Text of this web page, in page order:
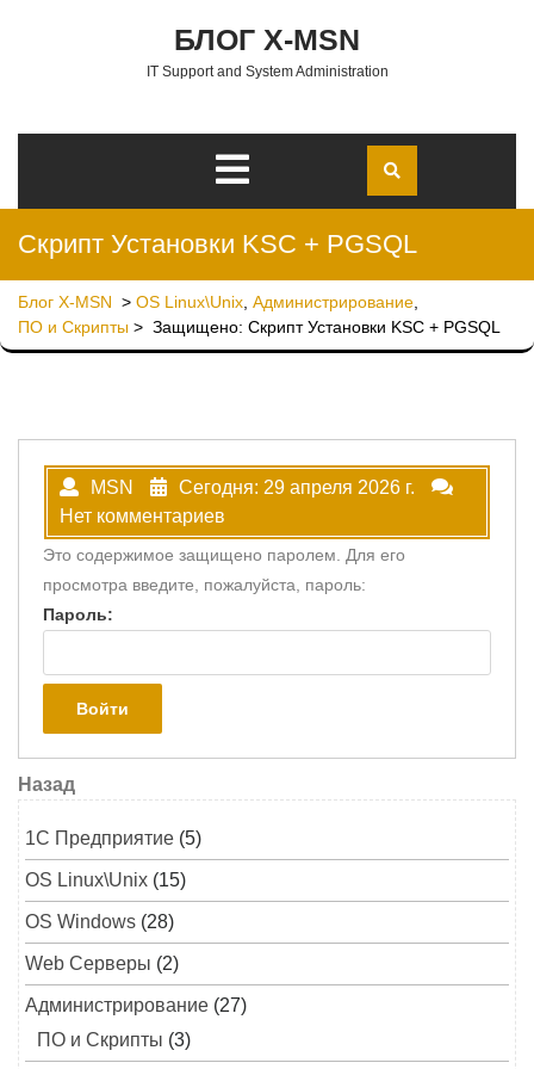
БЛОГ X-MSN
IT Support and System Administration
Открыть
Скрипт Установки KSC + PGSQL
Блог X-MSN > OS Linux\Unix Администрирование
ПО и Скрипты > Защищено: Скрипт Установки KSC + PGSQL
MSN
Сегодня: 29 апреля 2026 г.
Нет комментариев
Это содержимое защищено паролем. Для его
просмотра введите, пожалуйста, пароль:
Пароль:
Навигация по записям
Предыдущая запись
Назад
1C Предприятие (5)
OS Linux\Unix (15)
OS Windows (28)
Web Серверы (2)
Администрирование (27)
ПО и Скрипты (3)